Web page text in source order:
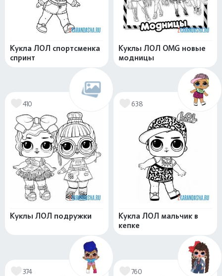
Кукла ЛОЛ спортсменка
спринт
Куклы ЛОЛ OMG новые
модницы
410
Куклы ЛОЛ подружки
638
Кукла ЛОЛ мальчик в
кепке
374 760